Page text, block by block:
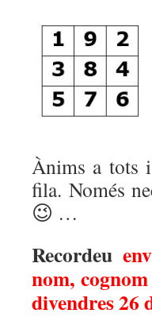
Ànims a tots
fila. Només
😉 …
Recordeu
nom,
divendres 26